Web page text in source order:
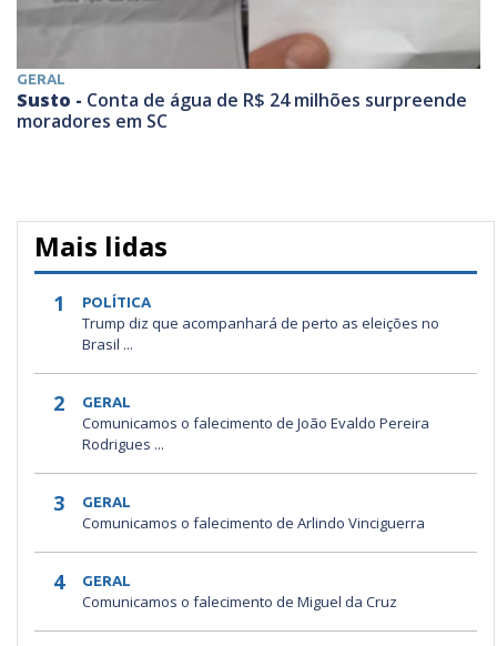
GERAL
Susto - Conta de água de R$ 24 milhões surpreende
moradores em SC
Mais lidas
1 POLÍTICA
Trump diz que acompanhará de perto as eleições no
Brasil ...
2 GERAL
Comunicamos o falecimento de João Evaldo Pereira
Rodrigues ...
3 GERAL
Comunicamos o falecimento de Arlindo Vinciguerra
4 GERAL
Comunicamos o falecimento de Miguel da Cruz